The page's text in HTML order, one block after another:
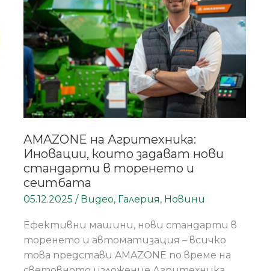
AMAZONE на Агритехника:
Иновации, които задават нови
стандарти в торенето и
сеитбата
05.12.2025 / Видео, Галерия, Новини
Ефективни машини, нови стандарти в
торенето и автоматизация – всичко
това представи AMAZONE по време на
които
задават
нови
стандарти
в
торенето
и
сеитбата